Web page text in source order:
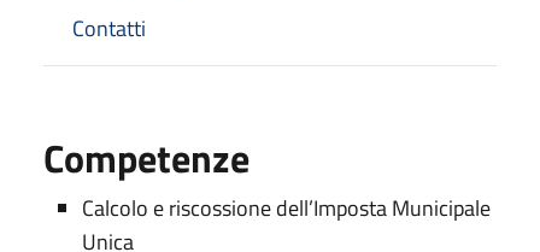
Contatti
Competenze
Calcolo e riscossione dell’Imposta Municipale
Unica